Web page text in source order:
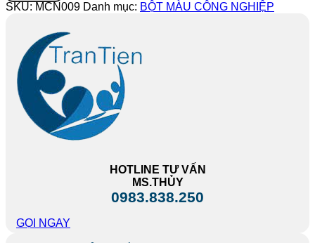
SKU: MCN009 Danh mục: BỘT MÀU CÔNG NGHIỆP
HOTLINE TƯ VẤN
MS.THỦY
0983.838.250
GỌI NGAY